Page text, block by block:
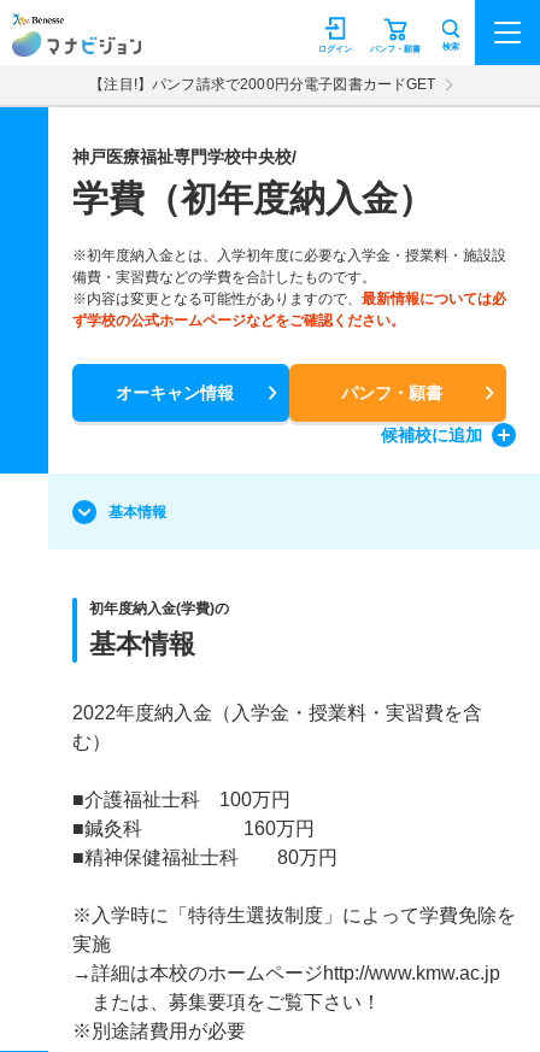
マナビジョン パンフ・願書
ログイン 検索
【注目!】パンフ請求で2000円分電子図書カードGET
神戸医療福祉専門学校中央校/
学費（初年度納入金）
※初年度納入金とは、入学初年度に必要な入学金・授業料・施設設
備費・実習費などの学費を合計したものです。
※内容は変更となる可能性がありますので、 最新情報については必
ず学校の公式ホームページなどをご確認ください。
オーキャン情報 パンフ・願書
候補校に追加
基本情報
初年度納入金(学費)の
基本情報
2022年度納入金（入学金・授業料・実習費を含
む）
■介護福祉士科 100万円
■鍼灸科 160万円
■精神保健福祉士科 80万円
※入学時に「特待生選抜制度」によって学費免除を
実施
→詳細は本校のホームページhttp://www.kmw.ac.jp
または、募集要項をご覧下さい！
※別途諸費用が必要